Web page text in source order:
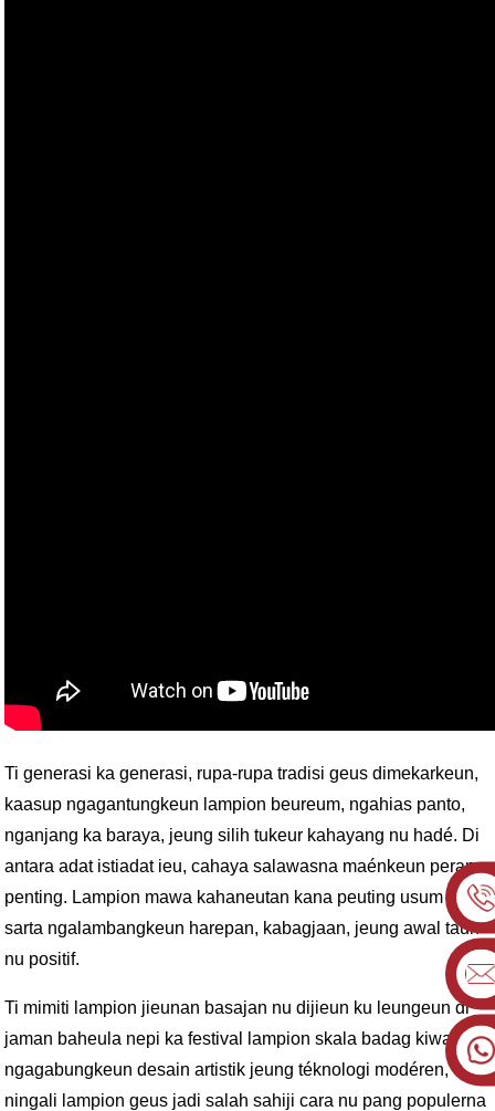
Ti generasi ka generasi, rupa-rupa tradisi geus dimekarkeun,
kaasup ngagantungkeun lampion beureum, ngahias panto,
nganjang ka baraya, jeung silih tukeur kahayang nu hadé. Di
antara adat istiadat ieu, cahaya salawasna maénkeun peran
penting. Lampion mawa kahaneutan kana peuting usum tiris
sarta ngalambangkeun harepan, kabagjaan, jeung awal taun
nu positif.
Ti mimiti lampion jieunan basajan nu dijieun ku leungeun di
jaman baheula nepi ka festival lampion skala badag kiwari nu
ngagabungkeun desain artistik jeung téknologi modéren,
ningali lampion geus jadi salah sahiji cara nu pang populerna